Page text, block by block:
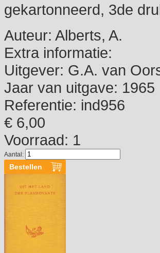
gekartonneerd, 3de
Auteur: Alberts, A.
Extra informatie:
Uitgever: G.A. van
Jaar van uitgave: 1965
Referentie: ind956
€ 6,00
Voorraad: 1
Aantal: